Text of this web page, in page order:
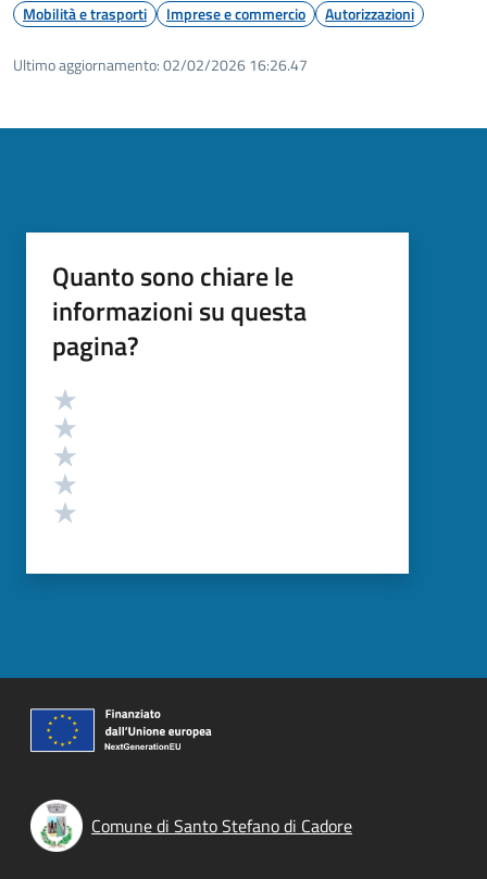
Mobilità e trasporti Imprese e commercio Autorizzazioni
Ultimo aggiornamento:02/02/2026 16:26.47
Quanto sono chiare le
informazioni su questa
pagina?
Valutazione
Comune di Santo Stefano di Cadore